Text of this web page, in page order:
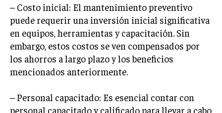
– Costo inicial: El mantenimiento preventivo
puede requerir una inversión inicial significativa
en equipos, herramientas y capacitación. Sin
embargo, estos costos se ven compensados por
los ahorros a largo plazo y los beneficios
mencionados anteriormente.
– Personal capacitado: Es esencial contar con
personal capacitado y calificado para llevar a cabo